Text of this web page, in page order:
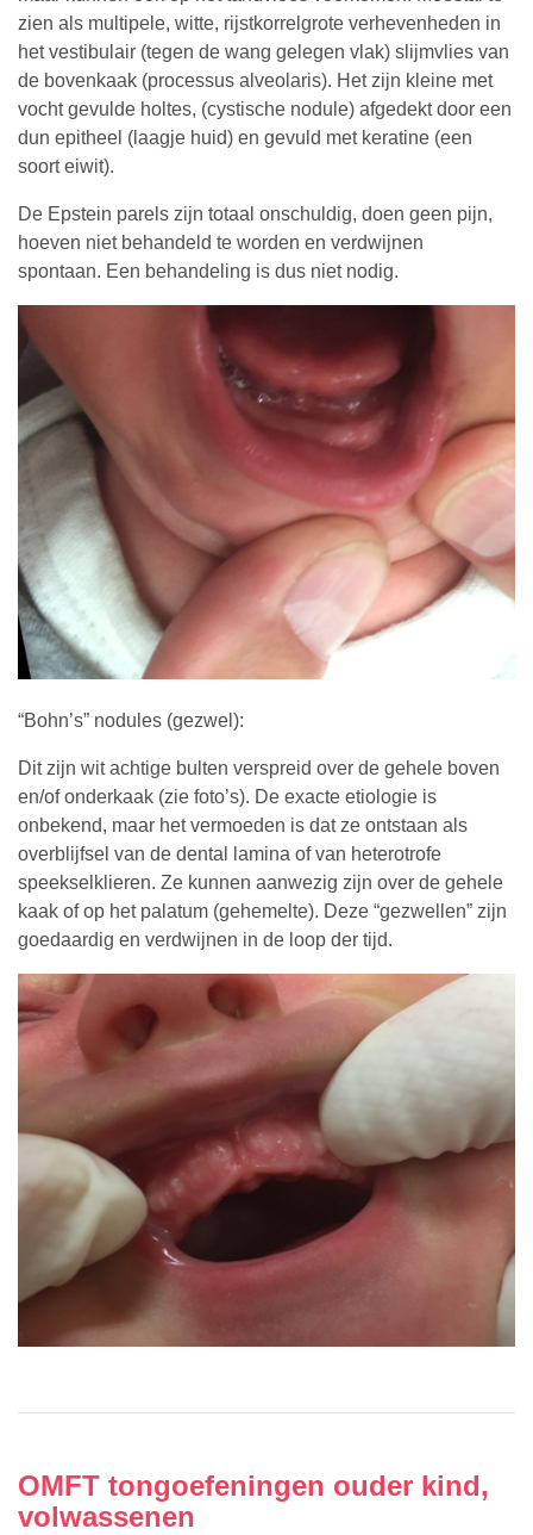
zien als multipele, witte, rijstkorrelgrote verhevenheden in
het vestibulair (tegen de wang gelegen vlak) slijmvlies van
de bovenkaak (processus alveolaris). Het zijn kleine met
vocht gevulde holtes, (cystische nodule) afgedekt door een
dun epitheel (laagje huid) en gevuld met keratine (een
soort eiwit).
De Epstein parels zijn totaal onschuldig, doen geen pijn,
hoeven niet behandeld te worden en verdwijnen
spontaan. Een behandeling is dus niet nodig.
“Bohn’s” nodules (gezwel):
Dit zijn wit achtige bulten verspreid over de gehele boven
en/of onderkaak (zie foto’s). De exacte etiologie is
onbekend, maar het vermoeden is dat ze ontstaan als
overblijfsel van de dental lamina of van heterotrofe
speekselklieren. Ze kunnen aanwezig zijn over de gehele
kaak of op het palatum (gehemelte). Deze “gezwellen” zijn
goedaardig en verdwijnen in de loop der tijd.
OMFT tongoefeningen ouder kind,
volwassenen